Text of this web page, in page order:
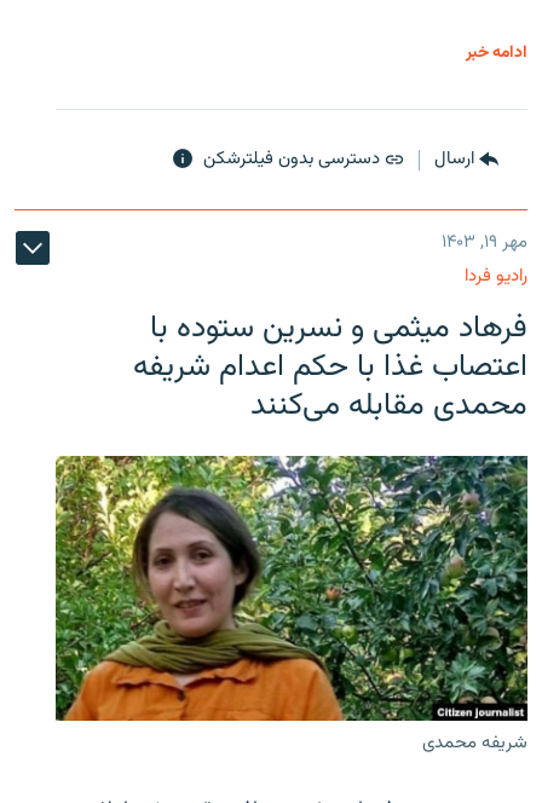
ادامه خبر
ارسال دسترسی بدون فیلترشکن
مهر ۱۹, ۱۴۰۳
رادیو فردا
فرهاد میثمی و نسرین ستوده با
اعتصاب غذا با حکم اعدام شریفه
محمدی مقابله می‌کنند
شریفه محمدی